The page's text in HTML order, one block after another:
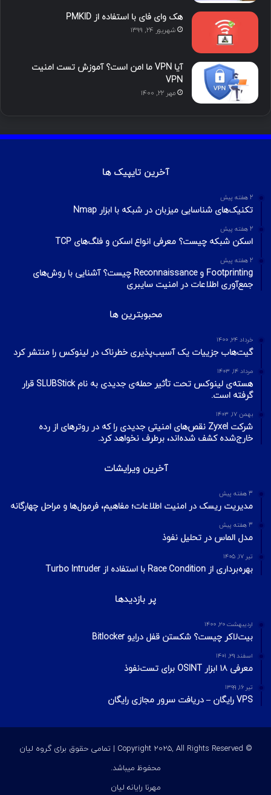
هک وای فای با استفاده از PMKID
شهریور ۲۴, ۱۳۹۹
آیا VPN ما امن است؟ آموزش تست امنیت
VPN
مهر ۲۲, ۱۴۰۰
آخرین تایپیک ها
2 هفته پیش
تکنیک‌های شناسایی میزبان در شبکه با ابزار Nmap
2 هفته پیش
اسکن شبکه چیست؟ معرفی انواع اسکن و فلگ‌های TCP
2 هفته پیش
Footprinting و Reconnaissance چیست؟ آشنایی با روش‌های
جمع‌آوری اطلاعات در امنیت سایبری
محبوبترین ها
خرداد ۲۴, ۱۴۰۰
گیت‌هاب جزییات یک آسیب‌پذیری خطرناک در لینوکس را منتشر کرد
مرداد ۱۴, ۱۴۰۳
هسته‌ی لینوکس تحت تأثیر حمله‌ی جدیدی به نام SLUBStick قرار
گرفته است.
بهمن ۱۷, ۱۴۰۳
شرکت Zyxel نقص‌های امنیتی جدیدی را که در روترهای از رده
خارج‌شده کشف شده‌اند، برطرف نخواهد کرد.
آخرین ویرایشات
3 هفته پیش
مدیریت ریسک در امنیت اطلاعات؛ مفاهیم، فرمول‌ها و مراحل چهارگانه
3 هفته پیش
مدل الماس در تحلیل نفوذ
تیر ۱۷, ۱۴۰۵
بهره‌برداری از Race Condition با استفاده از Turbo Intruder
پر بازدیدها
اردیبهشت ۲۰, ۱۴۰۰
بیت‌لاکر چیست؟ شکستن قفل درایو Bitlocker
اسفند ۲۹, ۱۴۰۱
معرفی ۱۸ ابزار OSINT برای تست‌نفوذ
تیر ۱۶, ۱۳۹۹
VPS رایگان – دریافت سرور مجازی رایگان
© Copyright 2025, All Rights Reserved | تمامی حقوق برای گروه لیان
محفوظ میباشد.
مهرنا رایانه لیان